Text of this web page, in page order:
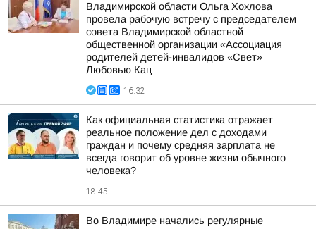
Владимирской области Ольга Хохлова
провела рабочую встречу с председателем
совета Владимирской областной
общественной организации «Ассоциация
родителей детей-инвалидов «Свет»
Любовью Кац
16:32
Как официальная статистика отражает
реальное положение дел с доходами
граждан и почему средняя зарплата не
всегда говорит об уровне жизни обычного
человека?
18:45
Во Владимире начались регулярные